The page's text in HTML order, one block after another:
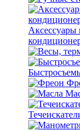
Аксессуары